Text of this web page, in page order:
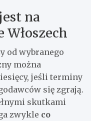
na
od wybranego
można
jeśli terminy
się zgrają.
skutkami
zwykle co